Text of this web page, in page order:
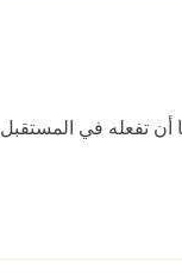
أن تفعله في المستقبل